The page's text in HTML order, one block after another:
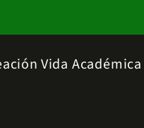
Vida Académica